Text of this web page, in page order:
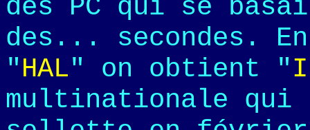
des PC qui se
des... secondes.
"HAL" on obtient "
multinationale qui